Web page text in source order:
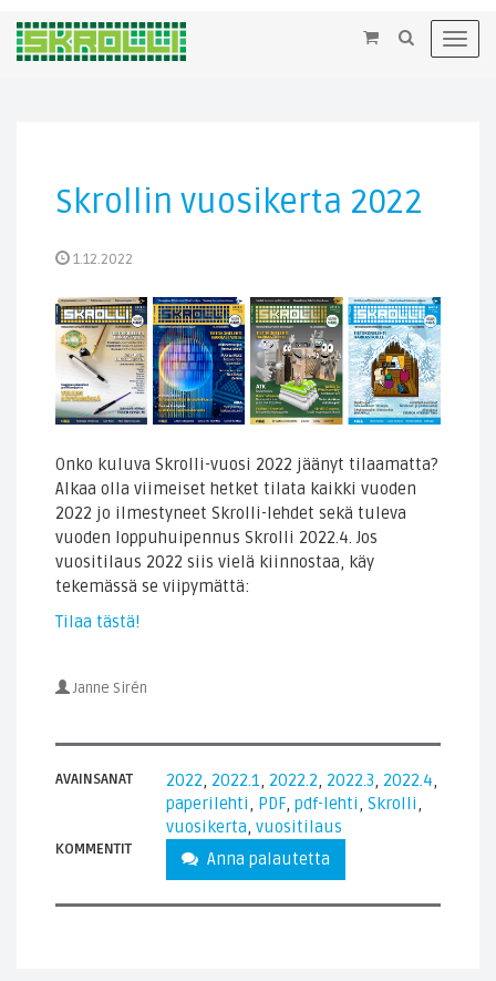
×
Skrollin vuosikerta 2022
1.12.2022
Onko kuluva Skrolli-vuosi 2022 jäänyt tilaamatta?
Alkaa olla viimeiset hetket tilata kaikki vuoden
2022 jo ilmestyneet Skrolli-lehdet sekä tuleva
vuoden loppuhuipennus Skrolli 2022.4. Jos
vuositilaus 2022 siis vielä kiinnostaa, käy
tekemässä se viipymättä:
Tilaa tästä!
Janne Sirén
AVAINSANAT 2022, 2022.1, 2022.2, 2022.3, 2022.4,
paperilehti, PDF, pdf-lehti, Skrolli,
vuosikerta, vuositilaus
KOMMENTIT Anna palautetta